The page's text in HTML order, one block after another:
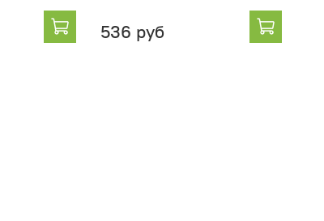
536 руб